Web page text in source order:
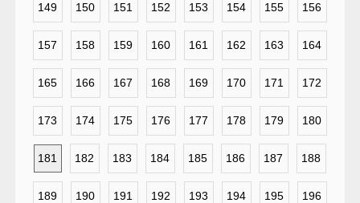
149 150 151 152 153 154 155 156
157 158 159 160 161 162 163 164
165 166 167 168 169 170 171 172
173 174 175 176 177 178 179 180
181 182 183 184 185 186 187 188
189 190 191 192 193 194 195 196